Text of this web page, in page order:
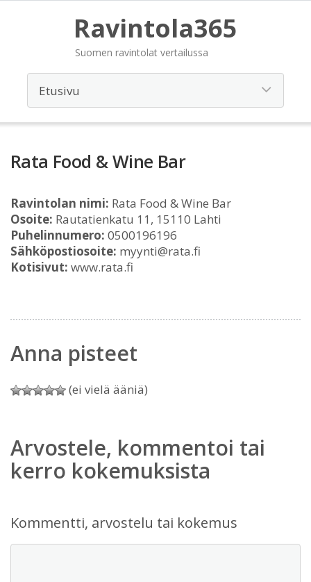
Ravintola365
Suomen ravintolat vertailussa
Rata Food & Wine Bar
Ravintolan nimi: Rata Food & Wine Bar
Osoite: Rautatienkatu 11, 15110 Lahti
Puhelinnumero: 0500196196
Sähköpostiosoite: myynti@rata.fi
Kotisivut: www.rata.fi
Anna pisteet
(ei vielä ääniä)
Arvostele, kommentoi tai
kerro kokemuksista
Kommentti, arvostelu tai kokemus